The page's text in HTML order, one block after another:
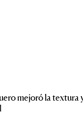
mejoró la textura